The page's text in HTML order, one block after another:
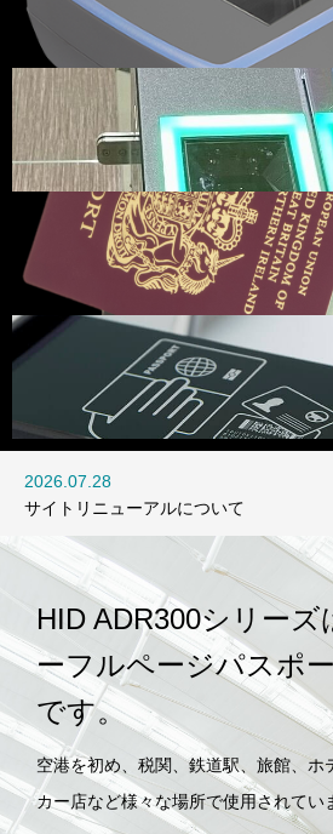
2026.07.28
サイトリニューアルについて
HID ADR300シリーズ
ーフルページパスポ
です。
空港を初め、税関、鉄道駅、旅館、ホ
カー店など様々な場所で使用されてい